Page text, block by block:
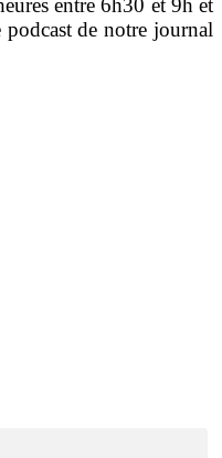
entre 6h30 et 9h et
de notre journal